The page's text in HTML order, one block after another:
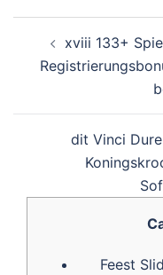
navigation
xviii 133+
‎‎‎‎dit Vinci
Feest